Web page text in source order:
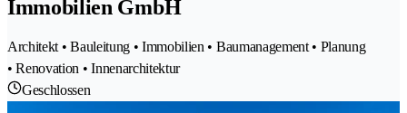
Immobilien GmbH
Architekt • Bauleitung • Immobilien • Baumanagement • Planung
• Renovation • Innenarchitektur
Geschlossen